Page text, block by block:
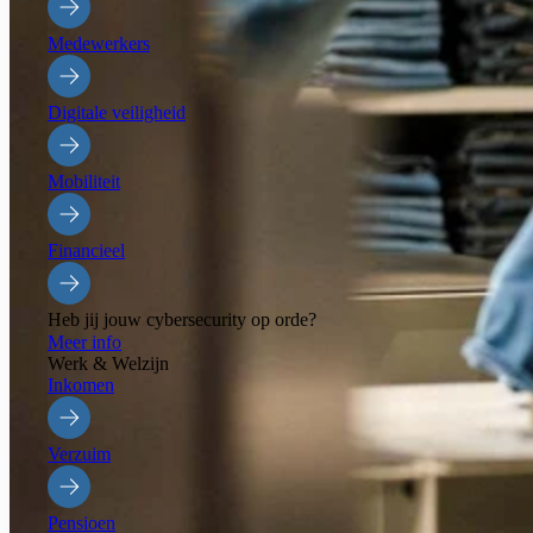
Medewerkers
Digitale veiligheid
Mobiliteit
Financieel
Heb jij jouw cybersecurity op orde?
Meer info
Werk & Welzijn
Inkomen
Verzuim
Pensioen